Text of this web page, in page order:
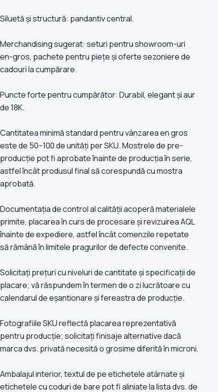
Siluetă și structură: pandantiv central.
Merchandising sugerat: seturi pentru showroom-uri
en-gros, pachete pentru piețe și oferte sezoniere de
cadouri la cumpărare.
Puncte forte pentru cumpărător: Durabil, elegant și aur
de 18K.
Cantitatea minimă standard pentru vânzarea en gros
este de 50–100 de unități per SKU. Mostrele de pre-
producție pot fi aprobate înainte de producția în serie,
astfel încât produsul final să corespundă cu mostra
aprobată.
Documentația de control al calității acoperă materialele
primite, placarea în curs de procesare și revizuirea AQL
înainte de expediere, astfel încât comenzile repetate
să rămână în limitele pragurilor de defecte convenite.
Solicitați prețuri cu niveluri de cantitate și specificații de
placare; vă răspundem în termen de o zi lucrătoare cu
calendarul de eșantionare și fereastra de producție.
Fotografiile SKU reflectă placarea reprezentativă
pentru producție; solicitați finisaje alternative dacă
marca dvs. privată necesită o grosime diferită în microni.
Ambalajul interior, textul de pe etichetele atârnate și
etichetele cu coduri de bare pot fi aliniate la lista dvs. de